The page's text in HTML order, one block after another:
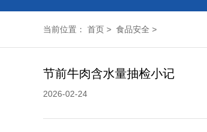
当前位置： 首页 > 食品安全 >
节前牛肉含水量抽检小记
2026-02-24